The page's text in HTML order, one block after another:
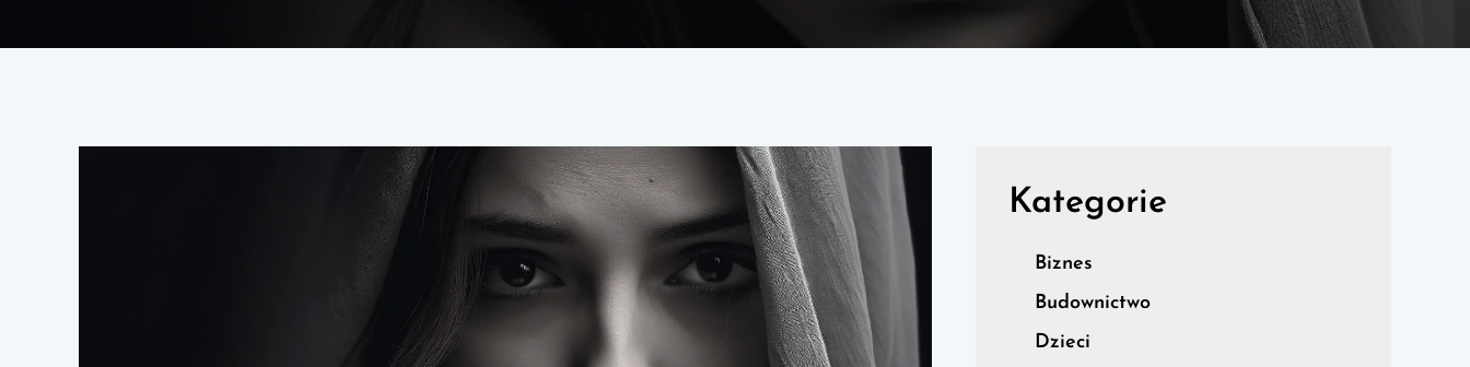
Kategorie
Biznes
Budownictwo
Dzieci